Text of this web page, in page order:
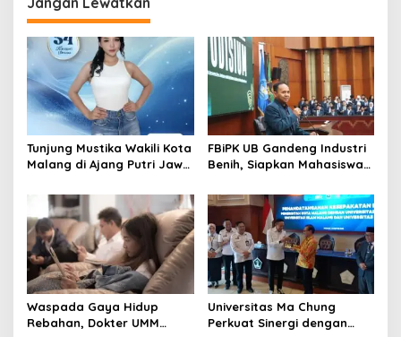
n
Tunjung Mustika Wakili Kota
Malang di Ajang Putri Jawa
Beri Dukungan Melalui
Instagram
FBiPK UB Gandeng Industri
Benih, Siapkan Mahasiswa
Waspada Gaya Hidup
Rebahan, Dokter UMM
Universitas Ma Chung
Perkuat Sinergi dengan